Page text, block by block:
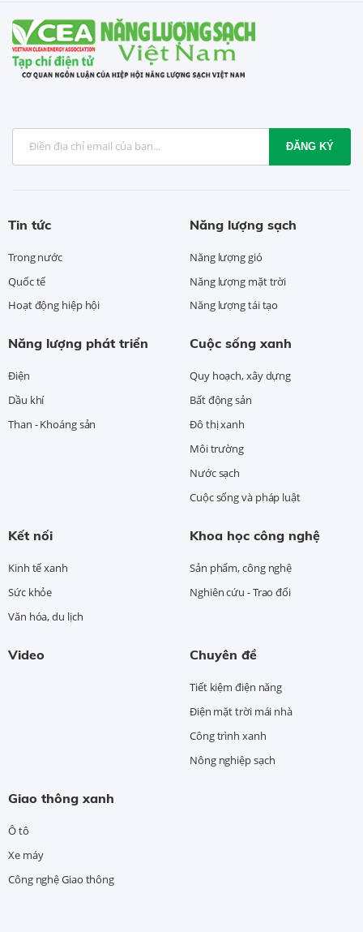
ĐĂNG KÝ
Tin tức
Trong nước
Quốc tế
Hoạt động hiệp hội
Năng lượng sạch
Năng lượng gió
Năng lượng mặt trời
Năng lượng tái tạo
Năng lượng phát triển
Điện
Dầu khí
Than - Khoáng sản
Cuộc sống xanh
Quy hoạch, xây dựng
Bất động sản
Đô thị xanh
Môi trường
Nước sạch
Cuộc sống và pháp luật
Kết nối
Kinh tế xanh
Sức khỏe
Văn hóa, du lịch
Khoa học công nghệ
Sản phẩm, công nghệ
Nghiên cứu - Trao đổi
Video Chuyên đề
Tiết kiệm điện năng
Điện mặt trời mái nhà
Công trình xanh
Nông nghiệp sạch
Giao thông xanh
Ô tô
Xe máy
Công nghệ Giao thông